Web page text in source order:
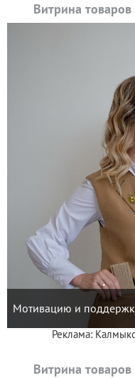
Витрина товаров
Мотивацию и
Реклама:
Витрина товаров